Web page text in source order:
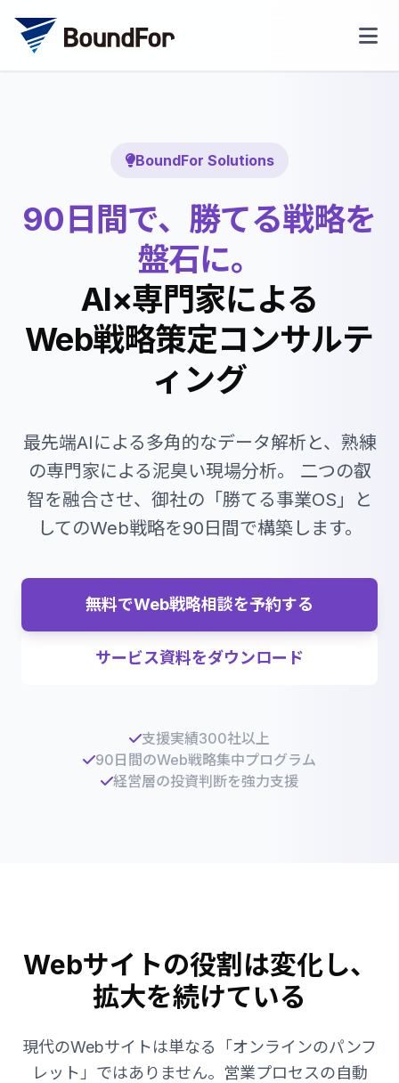
BoundFor Solutions
90日間で、勝てる戦略を
盤石に。
AI×専門家による
Web戦略策定コンサルテ
ィング
最先端AIによる多角的なデータ解析と、熟練
の専門家による泥臭い現場分析。
二つの叡
智を融合させ、御社の「勝てる事業OS」と
してのWeb戦略を90日間で構築します。
無料でWeb戦略相談を予約する
サービス資料をダウンロード
支援実績300社以上
90日間のWeb戦略集中プログラム
経営層の投資判断を強力支援
Webサイトの役割は変化し、
拡大を続けている
現代のWebサイトは単なる「オンラインのパンフ
レット」ではありません。営業プロセスの自動